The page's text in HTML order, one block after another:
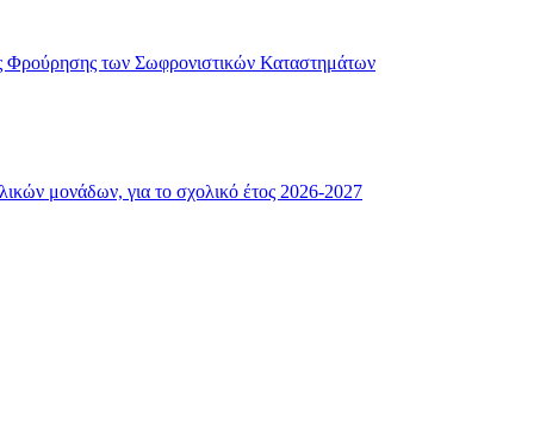
Φρούρησης των Σωφρονιστικών Καταστημάτων
μονάδων, για το σχολικό έτος 2026-2027